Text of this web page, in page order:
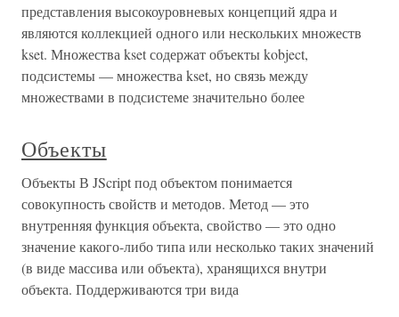
представления высокоуровневых концепций ядра и
являются коллекцией одного или нескольких множеств
kset. Множества kset содержат объекты kobject,
подсистемы — множества kset, но связь между
множествами в подсистеме значительно более
Объекты
Объекты В JScript под объектом понимается
совокупность свойств и методов. Метод — это
внутренняя функция объекта, свойство — это одно
значение какого-либо типа или несколько таких значений
(в виде массива или объекта), хранящихся внутри
объекта. Поддерживаются три вида